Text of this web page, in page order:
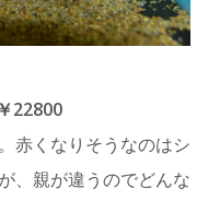
22800
赤くなりそうなのはシ
、親が違うのでどんな